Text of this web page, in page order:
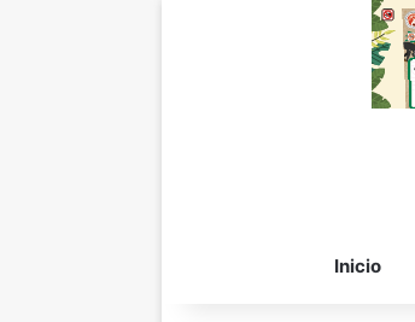
Inicio